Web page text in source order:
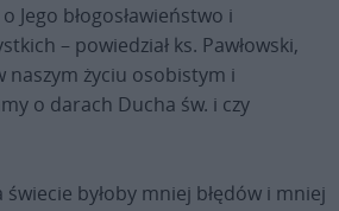
Jego błogosławieństwo i
– powiedział ks. Pawłowski,
naszym życiu osobistym i
o darach Ducha św. i czy
świecie byłoby mniej błędów i mniej